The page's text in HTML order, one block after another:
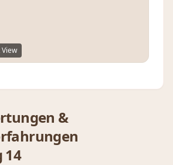
&
14